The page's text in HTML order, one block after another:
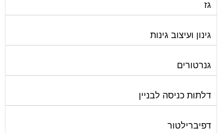
גז
גינון ועיצוב גינות
גנרטורים
דלתות כניסה לבניין
דפיברילטור